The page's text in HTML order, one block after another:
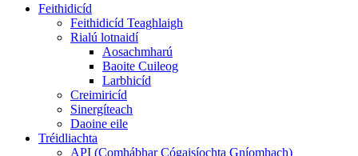
Feithidicíd
Feithidicíd Teaghlaigh
Rialú lotnaidí
Aosachmharú
Baoite Cuileog
Larbhicíd
Creimiricíd
Sinergíteach
Daoine eile
Tréidliachta
API (Comhábhar Cógaisíochta Gníomhach)